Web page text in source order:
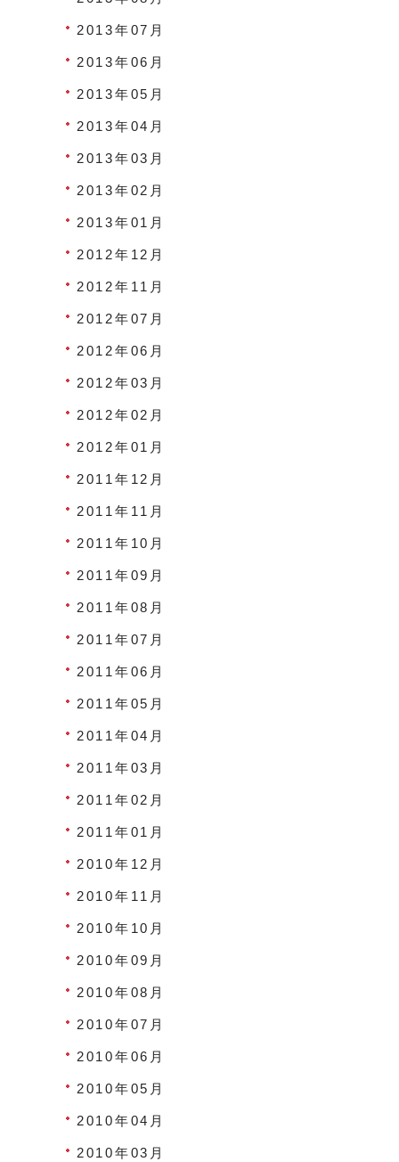
2013年07月
2013年06月
2013年05月
2013年04月
2013年03月
2013年02月
2013年01月
2012年12月
2012年11月
2012年07月
2012年06月
2012年03月
2012年02月
2012年01月
2011年12月
2011年11月
2011年10月
2011年09月
2011年08月
2011年07月
2011年06月
2011年05月
2011年04月
2011年03月
2011年02月
2011年01月
2010年12月
2010年11月
2010年10月
2010年09月
2010年08月
2010年07月
2010年06月
2010年05月
2010年04月
2010年03月